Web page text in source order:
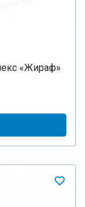
«Жираф»